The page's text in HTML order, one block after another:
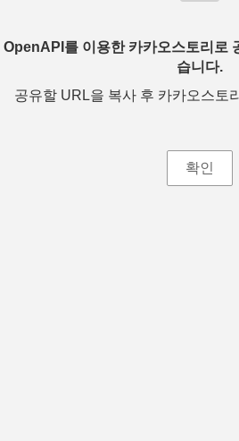
OpenAPI를 이용한 카카오스토리로
습니다.
공유할 URL을 복사 후 카카오스토
확인